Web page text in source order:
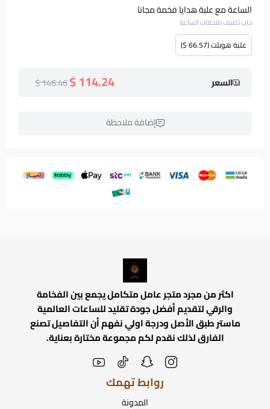
الساعة مع علبة هدايا فخمة مجانا
حاب تضيف ملحقات الساعة
علبة هوبلت (66.57 $)
السعر 114.24 $
146.46 $
إضافة ملاحظة
اكثر من مجرد متجر عامل متكامل يجمع بين الفخامة
والرقي لتقديم أفضل جودة تقليد للساعات العالمية
ماستر طبق الأصل ودرجة اولي نفهم أن التفاصيل تصنع
الفارق لذلك نقدم لكم مجموعة مختارة بعناية.
روابط تهمك
المدونة